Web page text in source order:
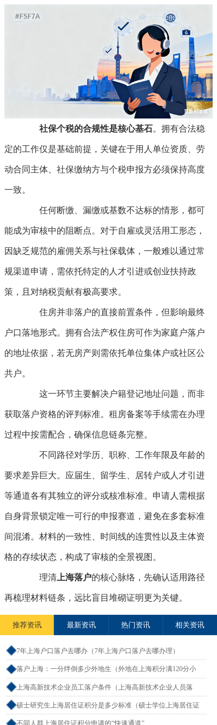
社保个税的合规性是核心基石。拥有合法稳
定的工作仅是基础前提，关键在于用人单位资质、劳
动合同主体、社保缴纳方与个税申报方必须保持高度
一致。
任何断缴、漏缴或基数不达标的情形，都可
能成为审核中的阻断点。对于自雇或灵活用工形态，
因缺乏规范的雇佣关系与社保载体，一般难以通过常
规渠道申请，需依托特定的人才引进或创业扶持政
策，且对纳税贡献有极高要求。
住房并非落户的直接前置条件，但影响最终
户口落地形式。拥有合法产权住房可作为家庭户落户
的地址依据，若无房产则需依托单位集体户或社区公
共户。
这一环节主要解决户籍登记地址问题，而非
获取落户资格的评判标准。租房备案等手续需在办理
过程中按需配合，确保信息链条完整。
不同路径对学历、职称、工作年限及年龄的
要求差异巨大。应届生、留学生、居转户或人才引进
等通道各有其独立的评分或核准标准。申请人需根据
自身背景锁定唯一可行的申报赛道，避免在多套标准
间混淆。材料的一致性、时间线的连贯性以及主体资
格的存续状态，构成了审核的全景视图。
理清上海落户的核心脉络，先确认适用路径
再梳理材料链条，远比盲目堆砌证明更为关键。
推荐资讯 最新资讯 热门资讯 相关资讯
7年上海户口落户去哪办（7年上海户口落户去哪办理）
落户上海：一分绊倒多少外地生（外地在上海积分满120分小
孩可以考上海大学吗）
上海高新技术企业员工落户条件（上海高新技术企业人员落
户）
硕士研究生上海居住证积分是多少标准（硕士学位上海居住证
积分）
不同人群上海居住证积分申请的“快速通道”